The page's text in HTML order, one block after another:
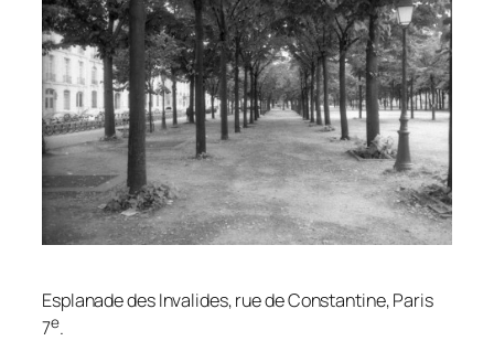
Esplanade des Invalides, rue de Constantine, Paris
7e.